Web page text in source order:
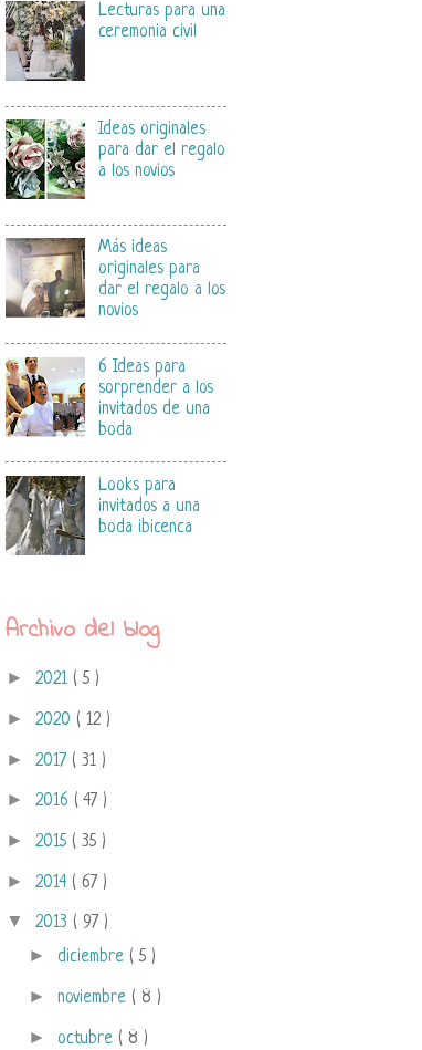
Lecturas para una
ceremonia civil
Ideas originales
para dar el regalo
a los novios
Más ideas
originales para
dar el regalo a los
novios
6 Ideas para
sorprender a los
invitados de una
boda
Looks para
invitados a una
boda ibicenca
Archivo del blog
► 2021 ( 5 )
► 2020 ( 12 )
► 2017 ( 31 )
► 2016 ( 47 )
► 2015 ( 35 )
► 2014 ( 67 )
▼ 2013 ( 97 )
► diciembre ( 5 )
► noviembre ( 8 )
► octubre ( 8 )